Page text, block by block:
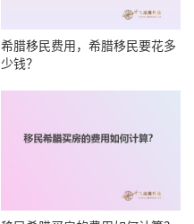
希腊移民费用，希腊移民要花多
少钱？